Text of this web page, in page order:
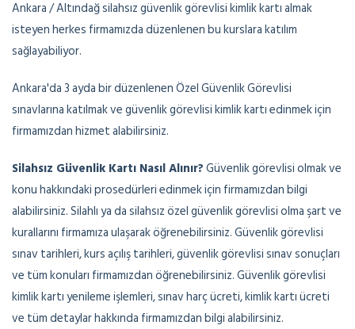
Ankara / Altındağ silahsız güvenlik görevlisi kimlik kartı almak
isteyen herkes firmamızda düzenlenen bu kurslara katılım
sağlayabiliyor.
Ankara'da 3 ayda bir düzenlenen Özel Güvenlik Görevlisi
sınavlarına katılmak ve güvenlik görevlisi kimlik kartı edinmek için
firmamızdan hizmet alabilirsiniz.
Silahsız Güvenlik Kartı Nasıl Alınır?Güvenlik görevlisi olmak ve
konu hakkındaki prosedürleri edinmek için firmamızdan bilgi
alabilirsiniz. Silahlı ya da silahsız özel güvenlik görevlisi olma şart ve
kurallarını firmamıza ulaşarak öğrenebilirsiniz. Güvenlik görevlisi
sınav tarihleri, kurs açılış tarihleri, güvenlik görevlisi sınav sonuçları
ve tüm konuları firmamızdan öğrenebilirsiniz. Güvenlik görevlisi
kimlik kartı yenileme işlemleri, sınav harç ücreti, kimlik kartı ücreti
ve tüm detaylar hakkında firmamızdan bilgi alabilirsiniz.